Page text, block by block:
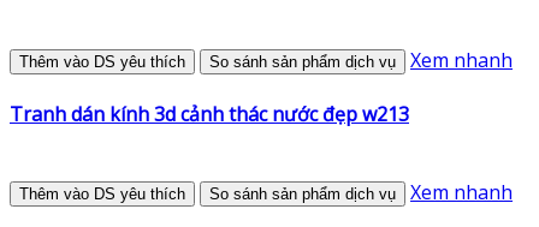
Thêm vào DS yêu thích So sánh sản phẩm dịch vụ Xem nhanh
Tranh dán kính 3d cảnh thác nước đẹp w213
Thêm vào DS yêu thích So sánh sản phẩm dịch vụ Xem nhanh